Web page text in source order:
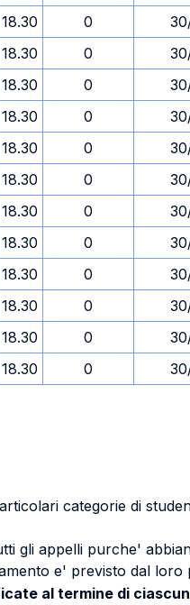
18.30 0
18.30 0
18.30 0
18.30 0
18.30 0
18.30 0
18.30 0
18.30 0
18.30 0
18.30 0
18.30 0
18.30 0
categorie di
gli appelli purche'
e' previsto dal loro
al termine di